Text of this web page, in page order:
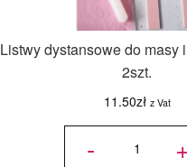
Listwy dystansowe do masy
2szt.
11.50zł z Vat
-
ilość Listwy
ciasta 2mm
- 2szt.